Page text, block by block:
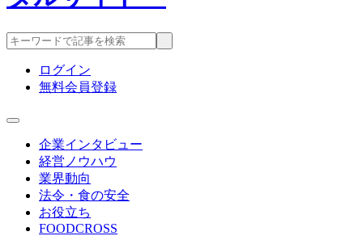
ログイン
無料会員登録
企業インタビュー
経営ノウハウ
業界動向
法令・食の安全
お役立ち
FOODCROSS